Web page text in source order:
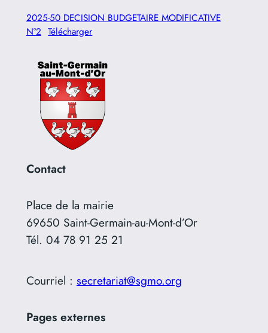
2025-50 DECISION BUDGETAIRE MODIFICATIVE
N°2 Télécharger
Contact
Place de la mairie
69650 Saint-Germain-au-Mont-d’Or
Tél. 04 78 91 25 21
Courriel : secretariat@sgmo.org
Pages externes